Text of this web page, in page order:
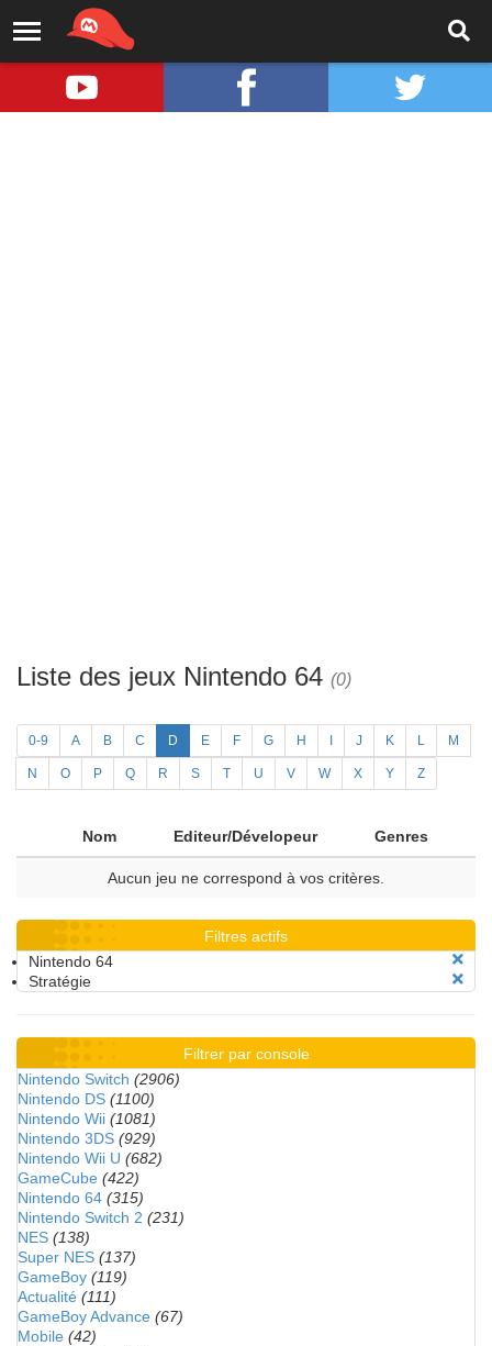
Liste des jeux Nintendo 64 (0)
0-9 A B C D E F G H J K L M
N O P Q R S T U V W X Y Z
Nom Editeur/Dévelopeur Genres
Aucun jeu ne correspond à vos critères.
Filtres actifs
Nintendo 64
Stratégie
Filtrer par console
Nintendo Switch (2906)
Nintendo DS (1100)
Nintendo Wii (1081)
Nintendo 3DS (929)
Nintendo Wii U (682)
GameCube (422)
Nintendo 64 (315)
Nintendo Switch 2 (231)
NES (138)
Super NES (137)
GameBoy (119)
Actualité (111)
GameBoy Advance (67)
Mobile (42)